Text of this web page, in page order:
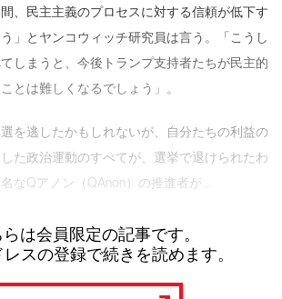
、民主主義のプロセスに対する信頼が低下す
」とヤンコウィッチ研究員は言う。「こうし
しまうと、今後トランプ支持者たちが民主的
とは難しくなるでしょう」。
を逃したかもしれないが、自分たちの利益の
た政治運動のすべてが、選挙で退けられたわ
なQアノン（QAnon）の推進者が …
らは会員限定の記事です。
スの登録で続きを読めます。